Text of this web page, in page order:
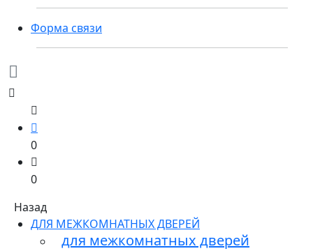
Форма связи
0
0
Назад
ДЛЯ МЕЖКОМНАТНЫХ ДВЕРЕЙ
для межкомнатных дверей